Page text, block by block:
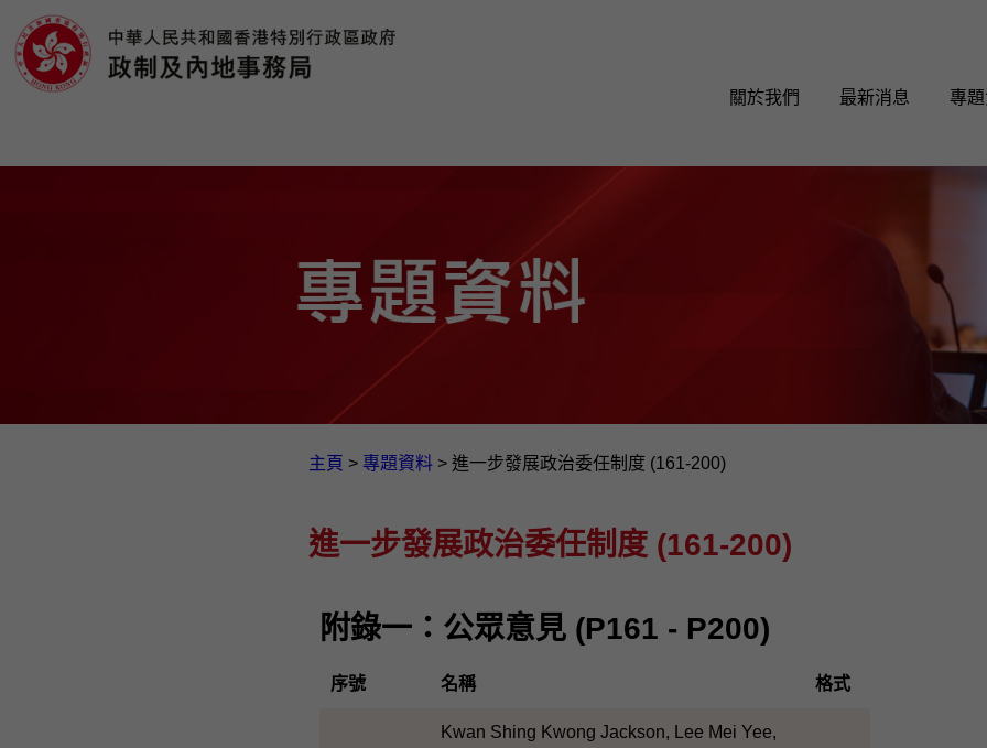
關於我們 最新消息 專
主頁 > 專題資料 > 進一步發展政治委任制度 (161-200)
進一步發展政治委任制度 (161-200)
附錄一：公眾意見 (P161 - P200)
序號 名稱 格式
Kwan Shing Kwong Jackson, Lee Mei Yee,